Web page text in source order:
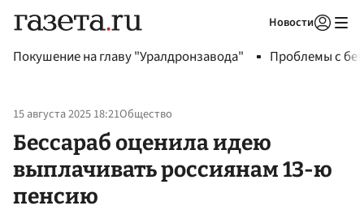
Новости
Покушение на главу "Уралдронзавода" Проблемы с
15 августа 2025 18:21Общество
Бессараб оценила идею
выплачивать россиянам 13-ю
пенсию